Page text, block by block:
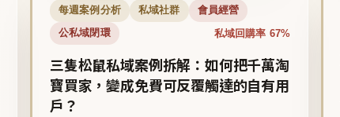
每週案例分析 私域社群 會員經營
公私域閉環 私域回購率 67%
三隻松鼠私域案例拆解：如何把千萬淘
寶買家，變成免費可反覆觸達的自有用
戶？